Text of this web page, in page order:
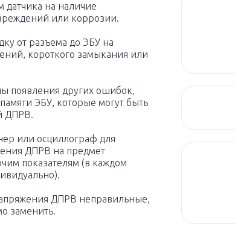
датчика на наличие
или коррозии.
от разъема до ЭБУ на
короткого замыкания или
появления других ошибок,
ЭБУ, которые могут быть
ДПРВ.
или осциллограф для
ДПРВ на предмет
показателям (в каждом
ДПРВ неправильные,
заменить.